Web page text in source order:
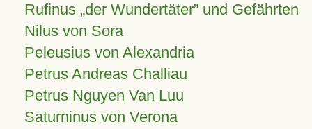
Rufinus „der Wundertäter” und Gefährten
Nilus von Sora
Peleusius von Alexandria
Petrus Andreas Challiau
Petrus Nguyen Van Luu
Saturninus von Verona